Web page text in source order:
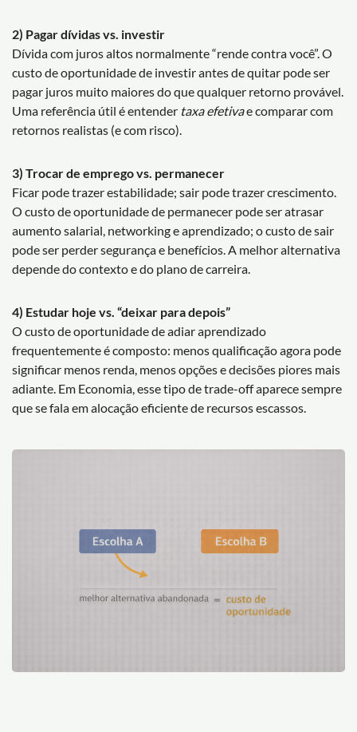
2) Pagar dívidas vs. investir
Dívida com juros altos normalmente “rende contra você”. O
custo de oportunidade de investir antes de quitar pode ser
pagar juros muito maiores do que qualquer retorno provável.
Uma referência útil é entender taxa efetivae comparar com
retornos realistas (e com risco).
3) Trocar de emprego vs. permanecer
Ficar pode trazer estabilidade; sair pode trazer crescimento.
O custo de oportunidade de permanecer pode ser atrasar
aumento salarial, networking e aprendizado; o custo de sair
pode ser perder segurança e benefícios. A melhor alternativa
depende do contexto e do plano de carreira.
4) Estudar hoje vs. “deixar para depois”
O custo de oportunidade de adiar aprendizado
frequentemente é composto: menos qualificação agora pode
significar menos renda, menos opções e decisões piores mais
adiante. Em Economia, esse tipo de trade-off aparece sempre
que se fala em alocação eficiente de recursos escassos.